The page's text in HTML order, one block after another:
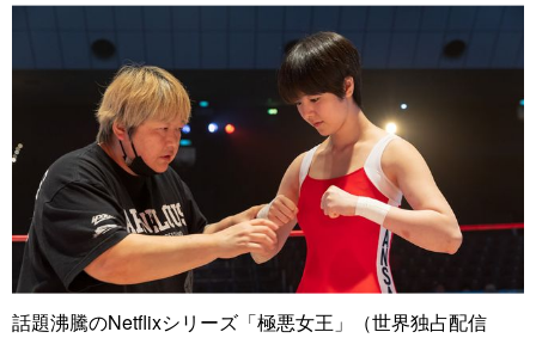
話題沸騰のNetflixシリーズ「極悪女王」（世界独占配信